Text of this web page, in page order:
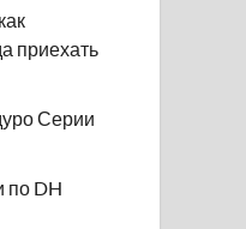
приехать
Серии
по DH